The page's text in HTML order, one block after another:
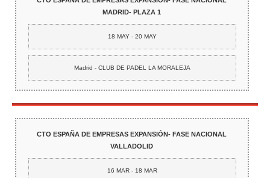
MADRID- PLAZA 1
18 MAY - 20 MAY
Madrid - CLUB DE PADEL LA MORALEJA
CTO ESPAÑA DE EMPRESAS EXPANSIÓN- FASE NACIONAL
VALLADOLID
16 MAR - 18 MAR